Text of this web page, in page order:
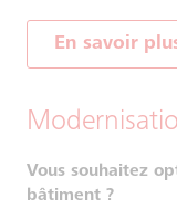
En savoir
Vous souhaitez
bâtiment ?